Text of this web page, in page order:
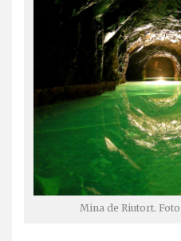
Mina de Riutort.